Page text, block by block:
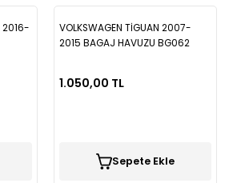
2016-
VOLKSWAGEN TİGUAN 2007-
2015 BAGAJ HAVUZU BG062
1.050,00 TL
Sepete Ekle